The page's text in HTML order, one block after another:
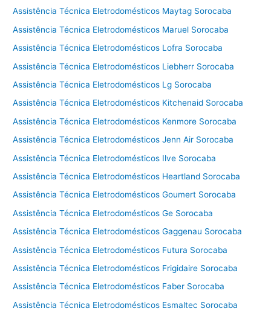
Assistência Técnica Eletrodomésticos Maytag Sorocaba
Assistência Técnica Eletrodomésticos Maruel Sorocaba
Assistência Técnica Eletrodomésticos Lofra Sorocaba
Assistência Técnica Eletrodomésticos Liebherr Sorocaba
Assistência Técnica Eletrodomésticos Lg Sorocaba
Assistência Técnica Eletrodomésticos Kitchenaid Sorocaba
Assistência Técnica Eletrodomésticos Kenmore Sorocaba
Assistência Técnica Eletrodomésticos Jenn Air Sorocaba
Assistência Técnica Eletrodomésticos Ilve Sorocaba
Assistência Técnica Eletrodomésticos Heartland Sorocaba
Assistência Técnica Eletrodomésticos Goumert Sorocaba
Assistência Técnica Eletrodomésticos Ge Sorocaba
Assistência Técnica Eletrodomésticos Gaggenau Sorocaba
Assistência Técnica Eletrodomésticos Futura Sorocaba
Assistência Técnica Eletrodomésticos Frigidaire Sorocaba
Assistência Técnica Eletrodomésticos Faber Sorocaba
Assistência Técnica Eletrodomésticos Esmaltec Sorocaba